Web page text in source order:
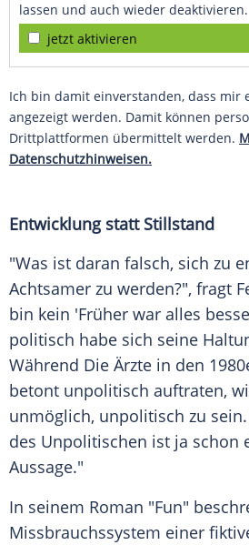
lassen und auch wieder deaktivieren.
jetzt aktivieren
Ich bin damit einverstanden, dass mir
angezeigt werden. Damit können
Drittplattformen übermittelt werden.
Datenschutzhinweisen.
Entwicklung statt Stillstand
"Was ist daran falsch, sich zu
Achtsamer zu werden?", fragt
bin kein 'Früher war alles
politisch habe sich seine
Während Die Ärzte in den
betont unpolitisch auftraten,
unmöglich, unpolitisch zu
des Unpolitischen ist ja schon
Aussage."
In seinem Roman "Fun"
Missbrauchssystem einer